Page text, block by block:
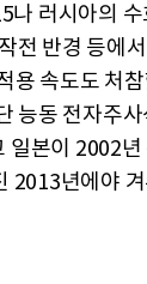
나 러시아의
전 반경 등에
용 속도도 처
능동 전자주사
일본이 2002
2013년에야